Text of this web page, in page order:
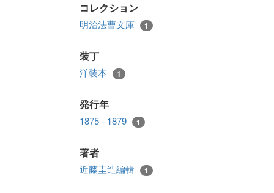
コレクション
明治法曹文庫 1
装丁
洋装本 1
発行年
1875 - 1879 1
著者
近藤圭造編輯 1